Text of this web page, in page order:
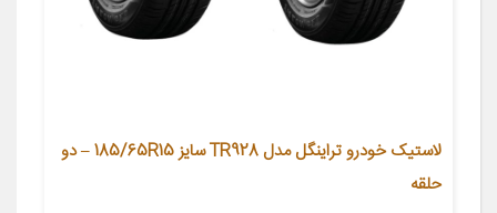
لاستیک خودرو تراینگل مدل TR928 سایز 185/65R15 – دو
حلقه